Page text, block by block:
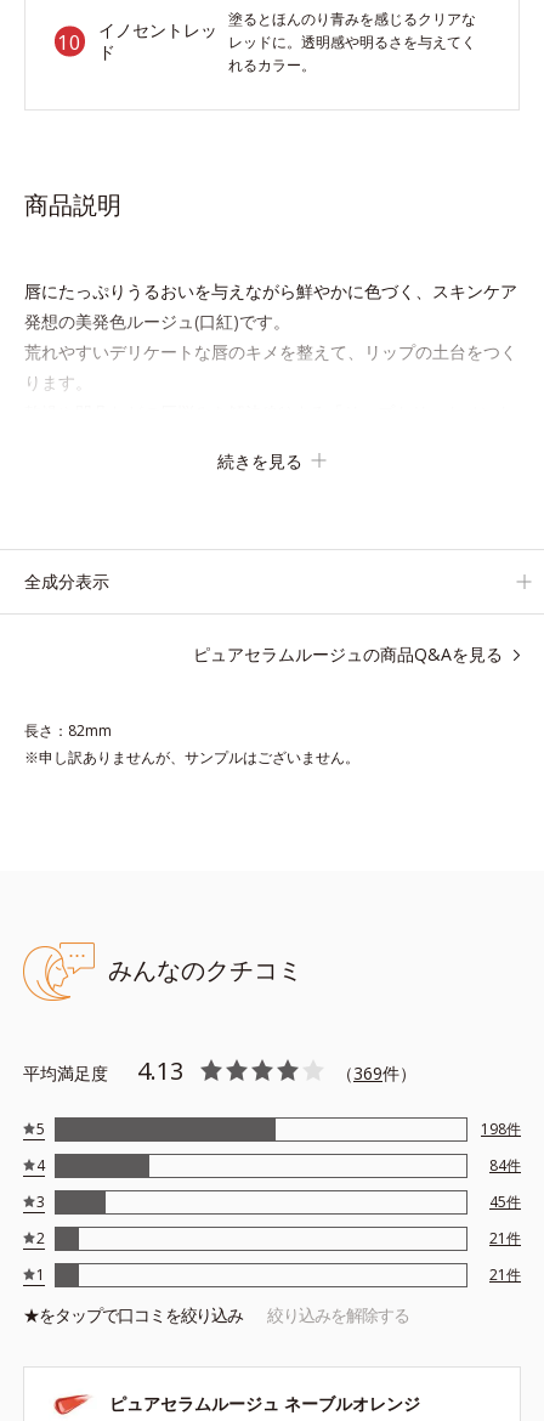
イノセントレッ
ド
塗るとほんのり青みを感じるクリアな
レッドに。透明感や明るさを与えてく
れるカラー。
商品説明
唇にたっぷりうるおいを与えながら鮮やかに色づく、スキンケア
発想の美発色ルージュ(口紅)です。
荒れやすいデリケートな唇のキメを整えて、リップの土台をつく
ります。
ことでより美しく色づく「クリアカラー成分(*3)」を配合。さら
*2 シリカ、酸化チタン、トリエトキシカプリリルシラン、アル
*3 ダイマージリノール酸ダイマージリノレイルビス（ベヘニル/
●無香料 ●酸化しやすい油分不使用●キサンテン系色素不使用
●ウォーターゲル成分*2配合＝水分によって密着性を向上させ色持
る成分
●特殊コーティング処理色素*4使用
*1 シリカ、酸化チタン、トリエトキシカプリリルシラン、アルニカ
*2 ラウリルPEG-10トリス（トリメチルシロキシ）シリルエチルジ
メチコン
*4 トリエトキシカプリリルシラン
続きを見る
全成分表示
ピュアセラムルージュの商品Q&Aを見る
長さ：82mm
※申し訳ありませんが、サンプルはございません。
みんなのクチコミ
平均満足度 4.13 （369件）
5 198件
4
84件
3
45件
2
21件
1
21件
★をタップで口コミを絞り込み 絞り込みを解除する
ピュアセラムルージュ ネーブルオレンジ